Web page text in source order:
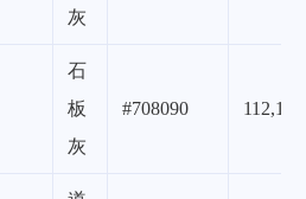
灰
石
板
灰
#708090